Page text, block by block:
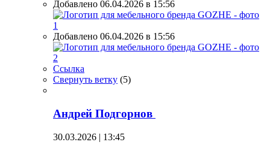
Добавлено 06.04.2026 в 15:56
Добавлено 06.04.2026 в 15:56
Ссылка
Свернуть ветку (5)
Андрей Подгорнов
30.03.2026 | 13:45